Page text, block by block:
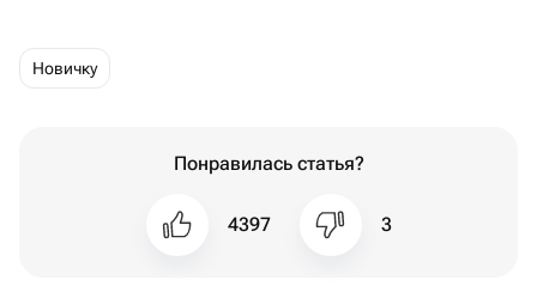
новичку
Понравилась статья?
4397 3